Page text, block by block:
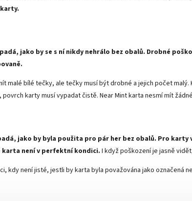
jako by se s ní nikdy nehrálo bez obalů. Drobné
malé bílé tečky, ale tečky musí být drobné a jejich počet malý.
karty musí vypadat čistě. Near Mint karta nesmí mít
jako by byla použita pro pár her bez obalů. Pro karty
karta není v perfektní kondici. I když poškození je jasně
kdy není jisté, jestli by karta byla považována jako označená